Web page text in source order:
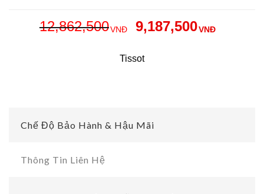
12,862,500VNĐ 9,187,500VNĐ
Tissot
Chế Độ Bảo Hành & Hậu Mãi
Thông Tin Liên Hệ